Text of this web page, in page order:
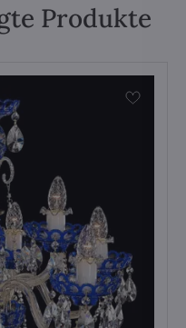
Produkte